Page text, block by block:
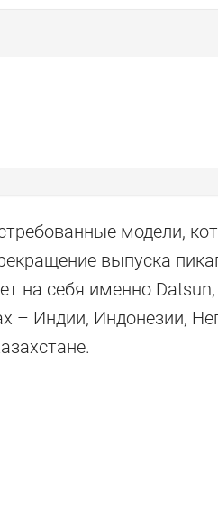
модели,
выпуска
на себя именно
– Индии, Индонезии,